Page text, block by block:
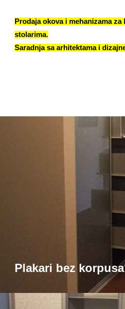
Prodaja okova i mehanizama za
stolarima.
Saradnja sa arhitektama i
Plakari bez korpusa